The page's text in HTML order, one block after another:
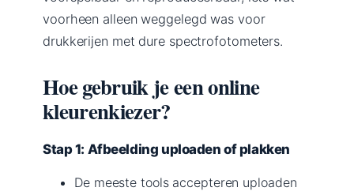
voorheen alleen weggelegd was voor
drukkerijen met dure spectrofotometers.
Hoe gebruik je een online
kleurenkiezer?
Stap 1: Afbeelding uploaden of plakken
De meeste tools accepteren uploaden